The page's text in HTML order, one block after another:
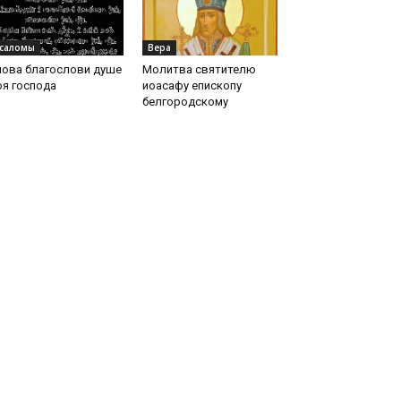
благослови душе
господа
Вера
Молитва святителю
иоасафу епископу
белгородскому